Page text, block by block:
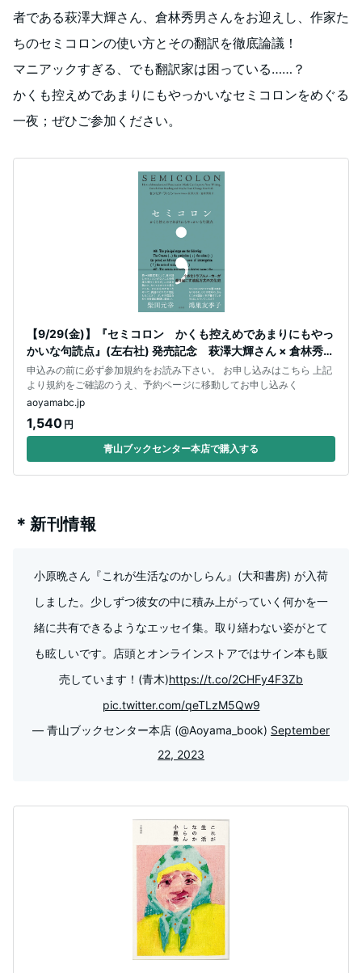
者である萩澤大輝さん、倉林秀男さんをお迎えし、作家た
ちのセミコロンの使い方とその翻訳を徹底論議！
マニアックすぎる、でも翻訳家は困っている……？
かくも控えめであまりにもやっかいなセミコロンをめぐる
一夜；ぜひご参加ください。
【9/29(金)】『セミコロン かくも控えめであまりにもやっ
かいな句読点』(左右社) 発売記念 萩澤大輝さん × 倉林秀男
さん × 柴田元幸
申込みの前に必ず参加規約をお読み下さい。 お申し込みはこちら 上記
より規約をご確認のうえ、予約ページに移動してお申し込みく
aoyamabc.jp
1,540 円
青山ブックセンター本店で購入する
＊新刊情報
小原晩さん『これが生活なのかしらん』(大和書房) が入荷
しました。少しずつ彼女の中に積み上がっていく何かを一
緒に共有できるようなエッセイ集。取り繕わない姿がとて
も眩しいです。店頭とオンラインストアではサイン本も販
売しています！(青木)https://t.co/2CHFy4F3Zb
pic.twitter.com/qeTLzM5Qw9
— 青山ブックセンター本店 (@Aoyama_book) September
22, 2023